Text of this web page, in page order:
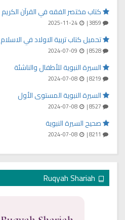
كتاب مختصر الفقه في القرآن الكريم
2025-11-24
تحميل كتاب تربية الاولاد في الاسلام
8528 |
السيرة النبوية للأطفال والناشئة
2024-07-08
السيرة النبوية المستوى الأول
2024-07-08
صحيح السيرة النبوية
2024-07-08